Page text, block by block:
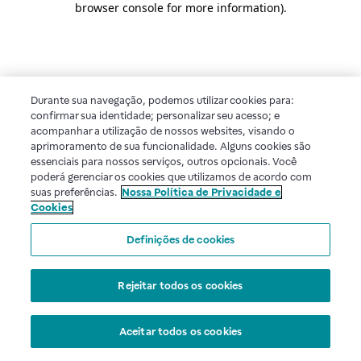
browser console for more information).
Durante sua navegação, podemos utilizar cookies para:
confirmar sua identidade; personalizar seu acesso; e
acompanhar a utilização de nossos websites, visando o
aprimoramento de sua funcionalidade. Alguns cookies são
essenciais para nossos serviços, outros opcionais. Você
poderá gerenciar os cookies que utilizamos de acordo com
suas preferências. Nossa Política de Privacidade e
Cookies
Definições de cookies
Rejeitar todos os cookies
Aceitar todos os cookies